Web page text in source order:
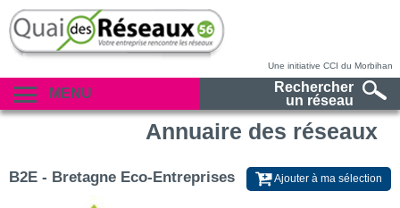
Une initiative CCI du Morbihan
MENU
Rechercher
un réseau
Annuaire des réseaux
Ajouter à ma sélection
B2E - Bretagne Eco-Entreprises